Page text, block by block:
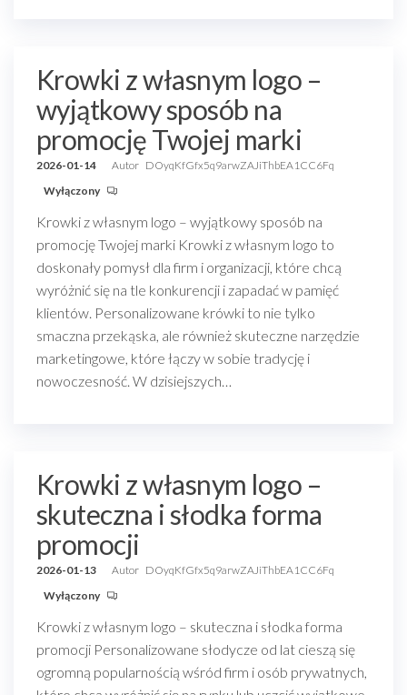
Krowki z własnym logo –
wyjątkowy sposób na
promocję Twojej marki
2026-01-14 Autor DOyqKfGfx5q9arwZAJiThbEA1CC6Fq
Wyłączony
Krowki z własnym logo – wyjątkowy sposób na
promocję Twojej marki Krowki z własnym logo to
doskonały pomysł dla firm i organizacji, które chcą
wyróżnić się na tle konkurencji i zapadać w pamięć
klientów. Personalizowane krówki to nie tylko
smaczna przekąska, ale również skuteczne narzędzie
marketingowe, które łączy w sobie tradycję i
nowoczesność. W dzisiejszych…
Krowki z własnym logo –
skuteczna i słodka forma
promocji
2026-01-13 Autor DOyqKfGfx5q9arwZAJiThbEA1CC6Fq
Wyłączony
Krowki z własnym logo – skuteczna i słodka forma
promocji Personalizowane słodycze od lat cieszą się
ogromną popularnością wśród firm i osób prywatnych,